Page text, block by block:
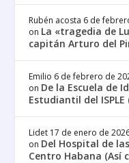
Rubén acosta 6 de
on La «tragedia de
capitán Arturo del
Emilio 6 de febrero de
on De la Escuela de
Estudiantil del
Lidet 17 de enero de
on Del Hospital de
Centro Habana (Así